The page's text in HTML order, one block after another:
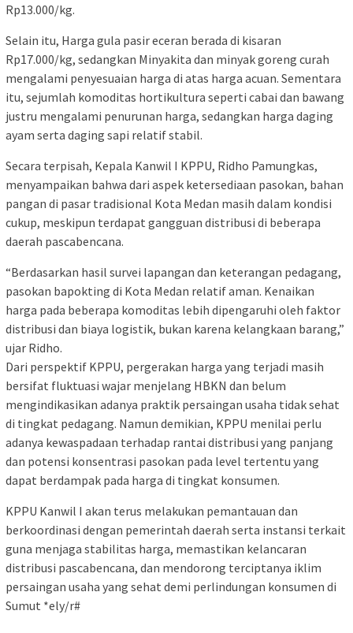
Rp13.000/kg.
Selain itu, Harga gula pasir eceran berada di kisaran
Rp17.000/kg, sedangkan Minyakita dan minyak goreng curah
mengalami penyesuaian harga di atas harga acuan. Sementara
itu, sejumlah komoditas hortikultura seperti cabai dan bawang
justru mengalami penurunan harga, sedangkan harga daging
ayam serta daging sapi relatif stabil.
Secara terpisah, Kepala Kanwil I KPPU, Ridho Pamungkas,
menyampaikan bahwa dari aspek ketersediaan pasokan, bahan
pangan di pasar tradisional Kota Medan masih dalam kondisi
cukup, meskipun terdapat gangguan distribusi di beberapa
daerah pascabencana.
“Berdasarkan hasil survei lapangan dan keterangan pedagang,
pasokan bapokting di Kota Medan relatif aman. Kenaikan
harga pada beberapa komoditas lebih dipengaruhi oleh faktor
distribusi dan biaya logistik, bukan karena kelangkaan barang,”
ujar Ridho.
Dari perspektif KPPU, pergerakan harga yang terjadi masih
bersifat fluktuasi wajar menjelang HBKN dan belum
mengindikasikan adanya praktik persaingan usaha tidak sehat
di tingkat pedagang. Namun demikian, KPPU menilai perlu
adanya kewaspadaan terhadap rantai distribusi yang panjang
dan potensi konsentrasi pasokan pada level tertentu yang
dapat berdampak pada harga di tingkat konsumen.
KPPU Kanwil I akan terus melakukan pemantauan dan
berkoordinasi dengan pemerintah daerah serta instansi terkait
guna menjaga stabilitas harga, memastikan kelancaran
distribusi pascabencana, dan mendorong terciptanya iklim
persaingan usaha yang sehat demi perlindungan konsumen di
Sumut *ely/r#